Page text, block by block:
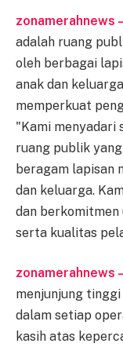
zonamerahnews –
adalah ruang
oleh berbagai
anak dan
memperkuat
"Kami menyadari
ruang publik
beragam lapisan
dan keluarga.
dan
serta kualitas
zonamerahnews –
menjunjung
dalam setiap
kasih atas